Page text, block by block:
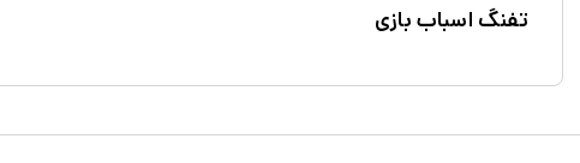
تفنگ اسباب بازی